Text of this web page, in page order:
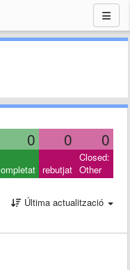
0 0 0
rebutjat
Closed:
Other
Última actualització